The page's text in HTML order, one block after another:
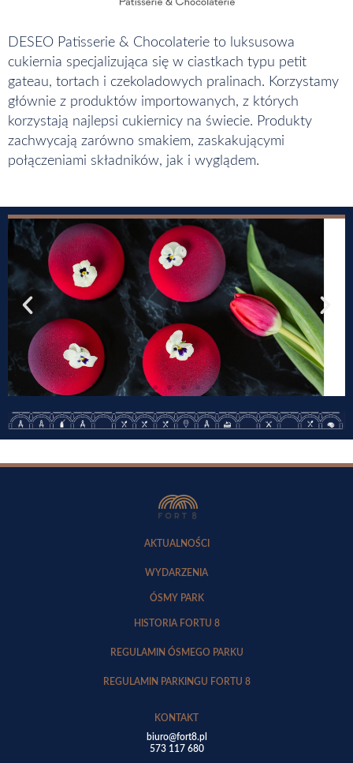
DESEO Patisserie & Chocolaterie to luksusowa
cukiernia specjalizująca się w ciastkach typu petit
gateau, tortach i czekoladowych pralinach. Korzystamy
głównie z produktów importowanych, z których
korzystają najlepsi cukiernicy na świecie. Produkty
zachwycają zarówno smakiem, zaskakującymi
połączeniami składników, jak i wyglądem.
AKTUALNOŚCI
WYDARZENIA
ÓSMY PARK
HISTORIA FORTU 8
REGULAMIN ÓSMEGO PARKU
REGULAMIN PARKINGU FORTU 8
KONTAKT
biuro@fort8.pl
573 117 680